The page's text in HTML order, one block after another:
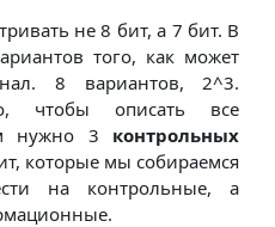
не 8 бит, а 7 бит. В
того, как может
8 вариантов, 2^3.
чтобы описать все
нужно 3 контрольных
которые мы собираемся
на контрольные, а